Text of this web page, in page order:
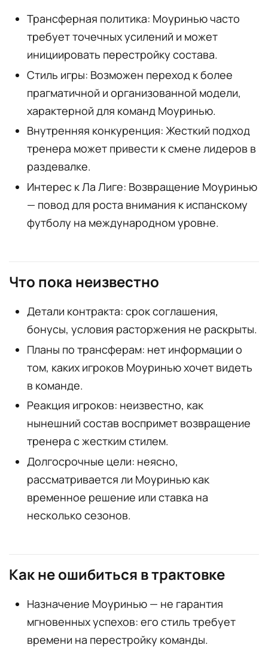
Трансферная политика: Моуринью часто
требует точечных усилений и может
инициировать перестройку состава.
Стиль игры: Возможен переход к более
прагматичной и организованной модели,
характерной для команд Моуринью.
Внутренняя конкуренция: Жесткий подход
тренера может привести к смене лидеров в
раздевалке.
Интерес к Ла Лиге: Возвращение Моуринью
— повод для роста внимания к испанскому
футболу на международном уровне.
Что пока неизвестно
Детали контракта: срок соглашения,
бонусы, условия расторжения не раскрыты.
Планы по трансферам: нет информации о
том, каких игроков Моуринью хочет видеть
в команде.
Реакция игроков: неизвестно, как
нынешний состав воспримет возвращение
тренера с жестким стилем.
Долгосрочные цели: неясно,
рассматривается ли Моуринью как
временное решение или ставка на
несколько сезонов.
Как не ошибиться в трактовке
Назначение Моуринью — не гарантия
мгновенных успехов: его стиль требует
времени на перестройку команды.